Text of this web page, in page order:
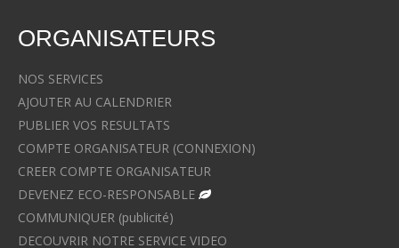
ORGANISATEURS
NOS SERVICES
AJOUTER AU CALENDRIER
PUBLIER VOS RESULTATS
COMPTE ORGANISATEUR (CONNEXION)
CREER COMPTE ORGANISATEUR
DEVENEZ ECO-RESPONSABLE
COMMUNIQUER (publicité)
DECOUVRIR NOTRE SERVICE VIDEO